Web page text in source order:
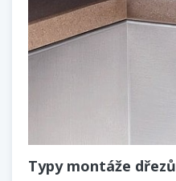
Typy montáže dřezů